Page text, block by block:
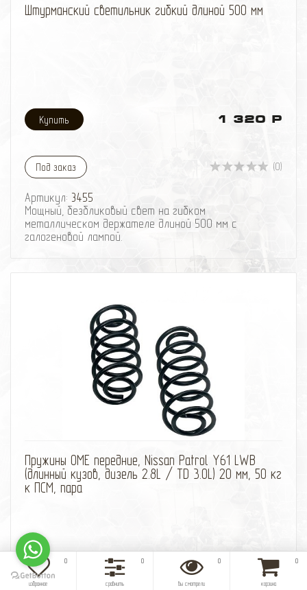
Штурманский светильник гибкий длиной 500 мм
1 320 Р
Под заказ (0)
Артикул: 3455
Мощный, безбликовый свет на гибком
металлическом держателе длиной 500 мм с
галогеновой лампой.
Пружины OME передние, Nissan Patrol Y61 LWB
(длинный кузов, дизель 2.8L / TD 3.0L) 20 мм, 50 кг
к ПСМ, пара
23 750 Р
0
избранное
0
сравнить
0
вы смотрели
0
корзина